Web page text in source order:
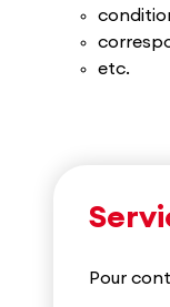
etc.
Pour